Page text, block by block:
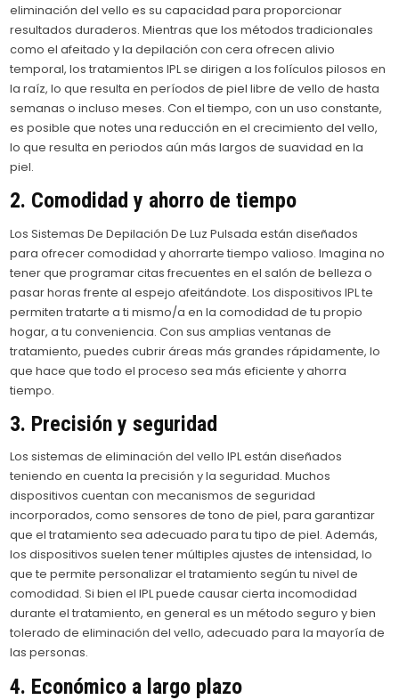
eliminación del vello es su capacidad para proporcionar
resultados duraderos. Mientras que los métodos tradicionales
como el afeitado y la depilación con cera ofrecen alivio
temporal, los tratamientos IPL se dirigen a los folículos pilosos en
la raíz, lo que resulta en períodos de piel libre de vello de hasta
semanas o incluso meses. Con el tiempo, con un uso constante,
es posible que notes una reducción en el crecimiento del vello,
lo que resulta en periodos aún más largos de suavidad en la
piel.
2. Comodidad y ahorro de tiempo
Los Sistemas De Depilación De Luz Pulsada están diseñados
para ofrecer comodidad y ahorrarte tiempo valioso. Imagina no
tener que programar citas frecuentes en el salón de belleza o
pasar horas frente al espejo afeitándote. Los dispositivos IPL te
permiten tratarte a ti mismo/a en la comodidad de tu propio
hogar, a tu conveniencia. Con sus amplias ventanas de
tratamiento, puedes cubrir áreas más grandes rápidamente, lo
que hace que todo el proceso sea más eficiente y ahorra
tiempo.
3. Precisión y seguridad
Los sistemas de eliminación del vello IPL están diseñados
teniendo en cuenta la precisión y la seguridad. Muchos
dispositivos cuentan con mecanismos de seguridad
incorporados, como sensores de tono de piel, para garantizar
que el tratamiento sea adecuado para tu tipo de piel. Además,
los dispositivos suelen tener múltiples ajustes de intensidad, lo
que te permite personalizar el tratamiento según tu nivel de
comodidad. Si bien el IPL puede causar cierta incomodidad
durante el tratamiento, en general es un método seguro y bien
tolerado de eliminación del vello, adecuado para la mayoría de
las personas.
4. Económico a largo plazo